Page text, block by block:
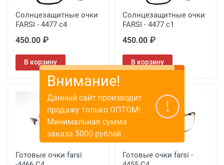
Солнцезащитные очки
FARSI - 4477 c4
450.00 ₽
В корзину
Солнцезащитные очки
FARSI - 4477 c1
450.00 ₽
В корзину
Готовые очки farsi
Готовые очки farsi -
Внимание!
Данный сайт производит
продажу только ОПТОМ!
Минимальная сумма
заказа 5000 рублей